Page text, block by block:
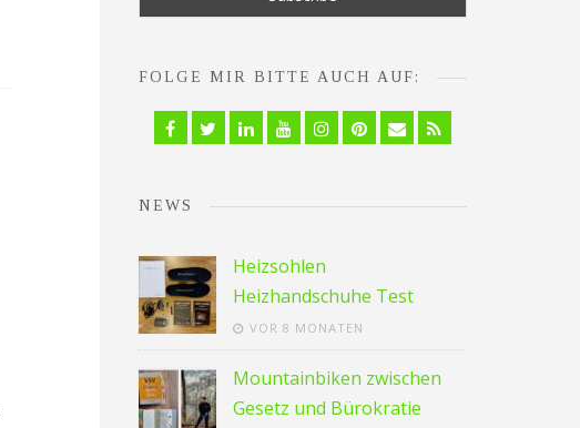
FOLGE MIR BITTE AUCH AUF:
Facebook
TwitterLinkedinYouTubeInstagram
PinterestEmail
NEWS
Heizsohlen
Heizhandschuhe Test
VOR 8 MONATEN
Mountainbiken zwischen
Gesetz und Bürokratie